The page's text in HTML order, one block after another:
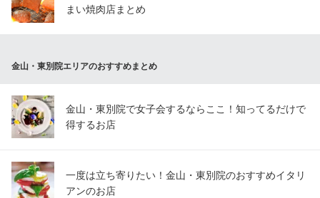
まい焼肉店まとめ
金山・東別院エリアのおすすめまとめ
金山・東別院で女子会するならここ！知ってるだけで
得するお店
一度は立ち寄りたい！金山・東別院のおすすめイタリ
アンのお店